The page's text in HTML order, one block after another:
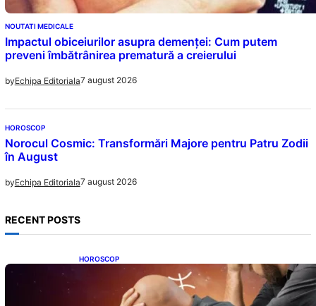
NOUTATI MEDICALE
Impactul obiceiurilor asupra demenței: Cum putem
preveni îmbătrânirea prematură a creierului
byEchipa Editoriala7 august 2026
HOROSCOP
Norocul Cosmic: Transformări Majore pentru Patru Zodii
în August
byEchipa Editoriala7 august 2026
RECENT POSTS
HOROSCOP
Mituri și Realități: Ce Spun Astrologii Despre
Sufletele Bătrâne și Lunile de Naștere